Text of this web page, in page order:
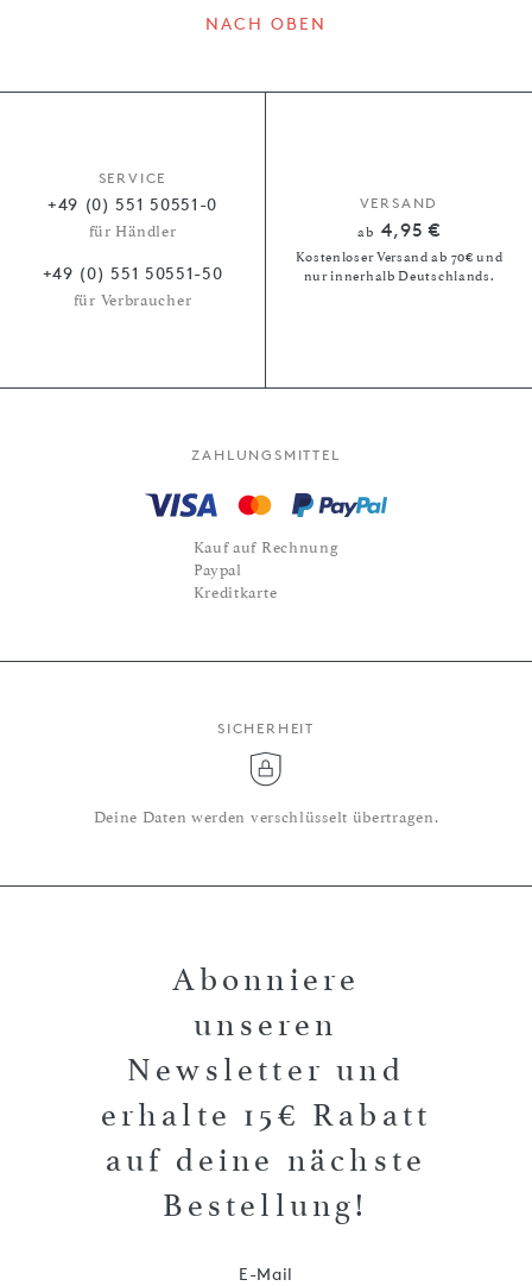
NACH OBEN
SERVICE
+49 (0) 551 50551-0
für Händler
+49 (0) 551 50551-50
für Verbraucher
VERSAND
ab 4,95 €
Kostenloser Versand ab 70€ und
nur innerhalb Deutschlands.
ZAHLUNGSMITTEL
Kauf auf Rechnung
Paypal
Kreditkarte
SICHERHEIT
Deine Daten werden verschlüsselt übertragen.
Abonniere
unseren
Newsletter und
erhalte 15€ Rabatt
auf deine nächste
Bestellung!
E-Mail